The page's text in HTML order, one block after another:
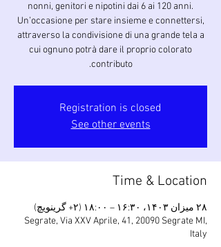
nonni, genitori e nipotini dai 6 ai 120 anni.
Un’occasione per stare insieme e connettersi,
attraverso la condivisione di una grande tela a
cui ognuno potrà dare il proprio colorato
contributo.
Registration is closed
See other events
Time & Location
۲۸ میزان ۱۴۰۳، ۱۶:۳۰ – ۱۸:۰۰ (‎+۲ گرینویچ)
Segrate, Via XXV Aprile, 41, 20090 Segrate MI,
Italy